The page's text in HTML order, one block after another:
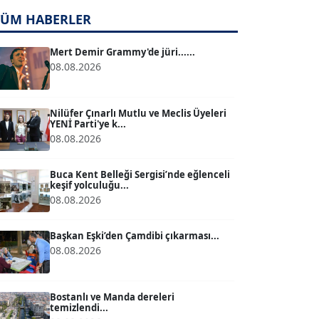
T TUĞÇE TUĞSAVUL BAYSOY
Köşe Yazarı
Köşe Yazarı
Köşe Yazarı
Köşe Yazarı
HABERLER
Mert Demir Grammy'de jüri......
08.08.2026
Nilüfer Çınarlı Mutlu ve Meclis Üyeleri
YENİ Parti'ye k...
08.08.2026
Buca Kent Belleği Sergisi’nde eğlenceli
keşif yolculuğu...
08.08.2026
Başkan Eşki’den Çamdibi çıkarması...
08.08.2026
Bostanlı ve Manda dereleri
temizlendi...